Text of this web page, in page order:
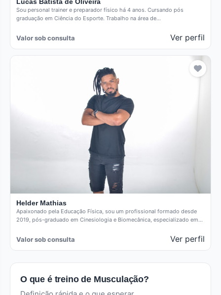
Sou personal trainer e preparador físico há 4 anos. Cursando pós
graduação em Ciência do Esporte. Trabalho na área de…
Valor sob consulta Ver perfil
Helder Mathias
Apaixonado pela Educação Física, sou um profissional formado desde
2019, pós-graduado em Cinesiologia e Biomecânica, especializado em
Valor sob consulta Ver perfil
O que é treino de Musculação?